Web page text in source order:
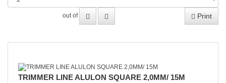
out of Print
TRIMMER LINE ALULON SQUARE 2,0MM/ 15M